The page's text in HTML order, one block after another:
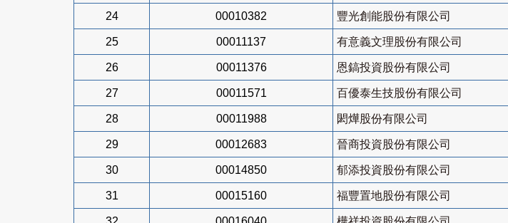
24 00010382 豐光創能股份有限公司
25 00011137 有意義文理股份有限公司
26 00011376 恩鎬投資股份有限公司
27 00011571 百優泰生技股份有限公司
28 00011988 閎燁股份有限公司
29 00012683 晉商投資股份有限公司
30 00014850 郁添投資股份有限公司
31 00015160 福豐置地股份有限公司